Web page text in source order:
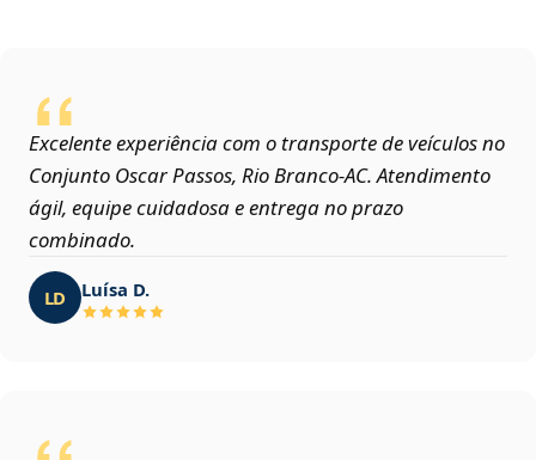
Excelente experiência com o transporte de veículos no
Conjunto Oscar Passos, Rio Branco‑AC. Atendimento
ágil, equipe cuidadosa e entrega no prazo
combinado.
LD Luísa D.